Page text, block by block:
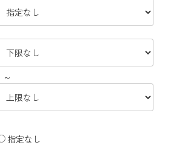
～
指定なし